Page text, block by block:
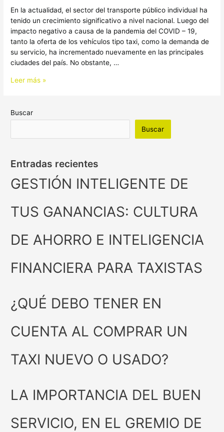
En la actualidad, el sector del transporte público individual ha
tenido un crecimiento significativo a nivel nacional. Luego del
impacto negativo a causa de la pandemia del COVID – 19,
tanto la oferta de los vehículos tipo taxi, como la demanda de
su servicio, ha incrementado nuevamente en las principales
ciudades del país. No obstante, …
TAXISTAS
Leer más »
Buscar
Buscar
Entradas recientes
GESTIÓN INTELIGENTE DE
TUS GANANCIAS: CULTURA
DE AHORRO E INTELIGENCIA
FINANCIERA PARA TAXISTAS
¿QUÉ DEBO TENER EN
CUENTA AL COMPRAR UN
TAXI NUEVO O USADO?
LA IMPORTANCIA DEL BUEN
SERVICIO, EN EL GREMIO DE